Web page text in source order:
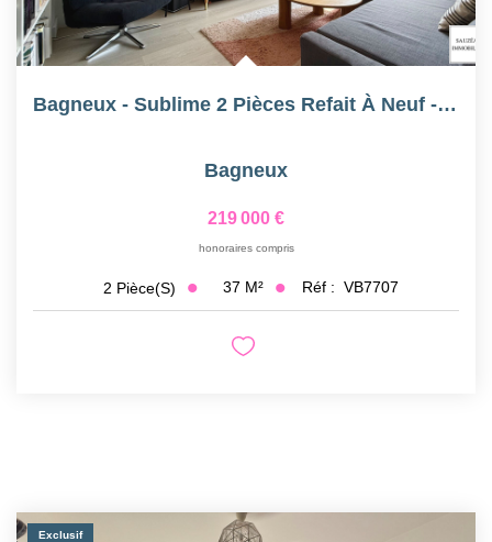
Bagneux - Sublime 2 Pièces Refait À Neuf - Centre-Ville
Bagneux
219 000 €
honoraires compris
2 Pièce(s) 37 M² Réf : VB7707
Exclusif